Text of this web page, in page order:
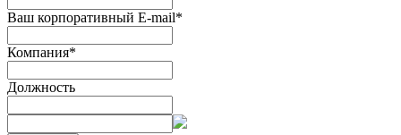
Ваш корпоративный E-mail*
Компания*
Должность